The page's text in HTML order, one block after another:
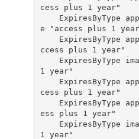
cess plus 1 year"
e "access plus 1
ccess plus 1 year"
1 year"
cess plus 1 year"
ess plus 1 year"
1 year"